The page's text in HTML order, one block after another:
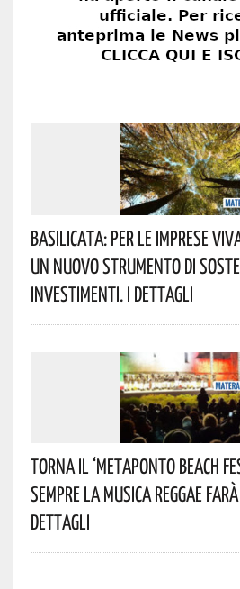
Basilicata: Per Le Imprese
Un Nuovo Strumento Di
Investimenti. I Dettagli
Torna Il ‘Metaponto Beach
Sempre La Musica Reggae
Dettagli